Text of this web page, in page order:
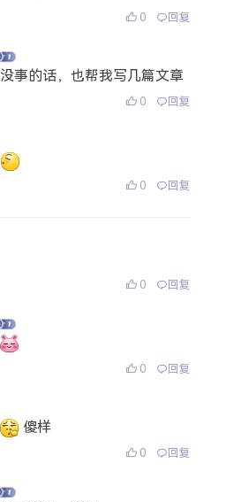
0 回复
没事的话，也帮我写几篇文章
0 回复
0 回复
0 回复
0 回复
傻样
0 回复